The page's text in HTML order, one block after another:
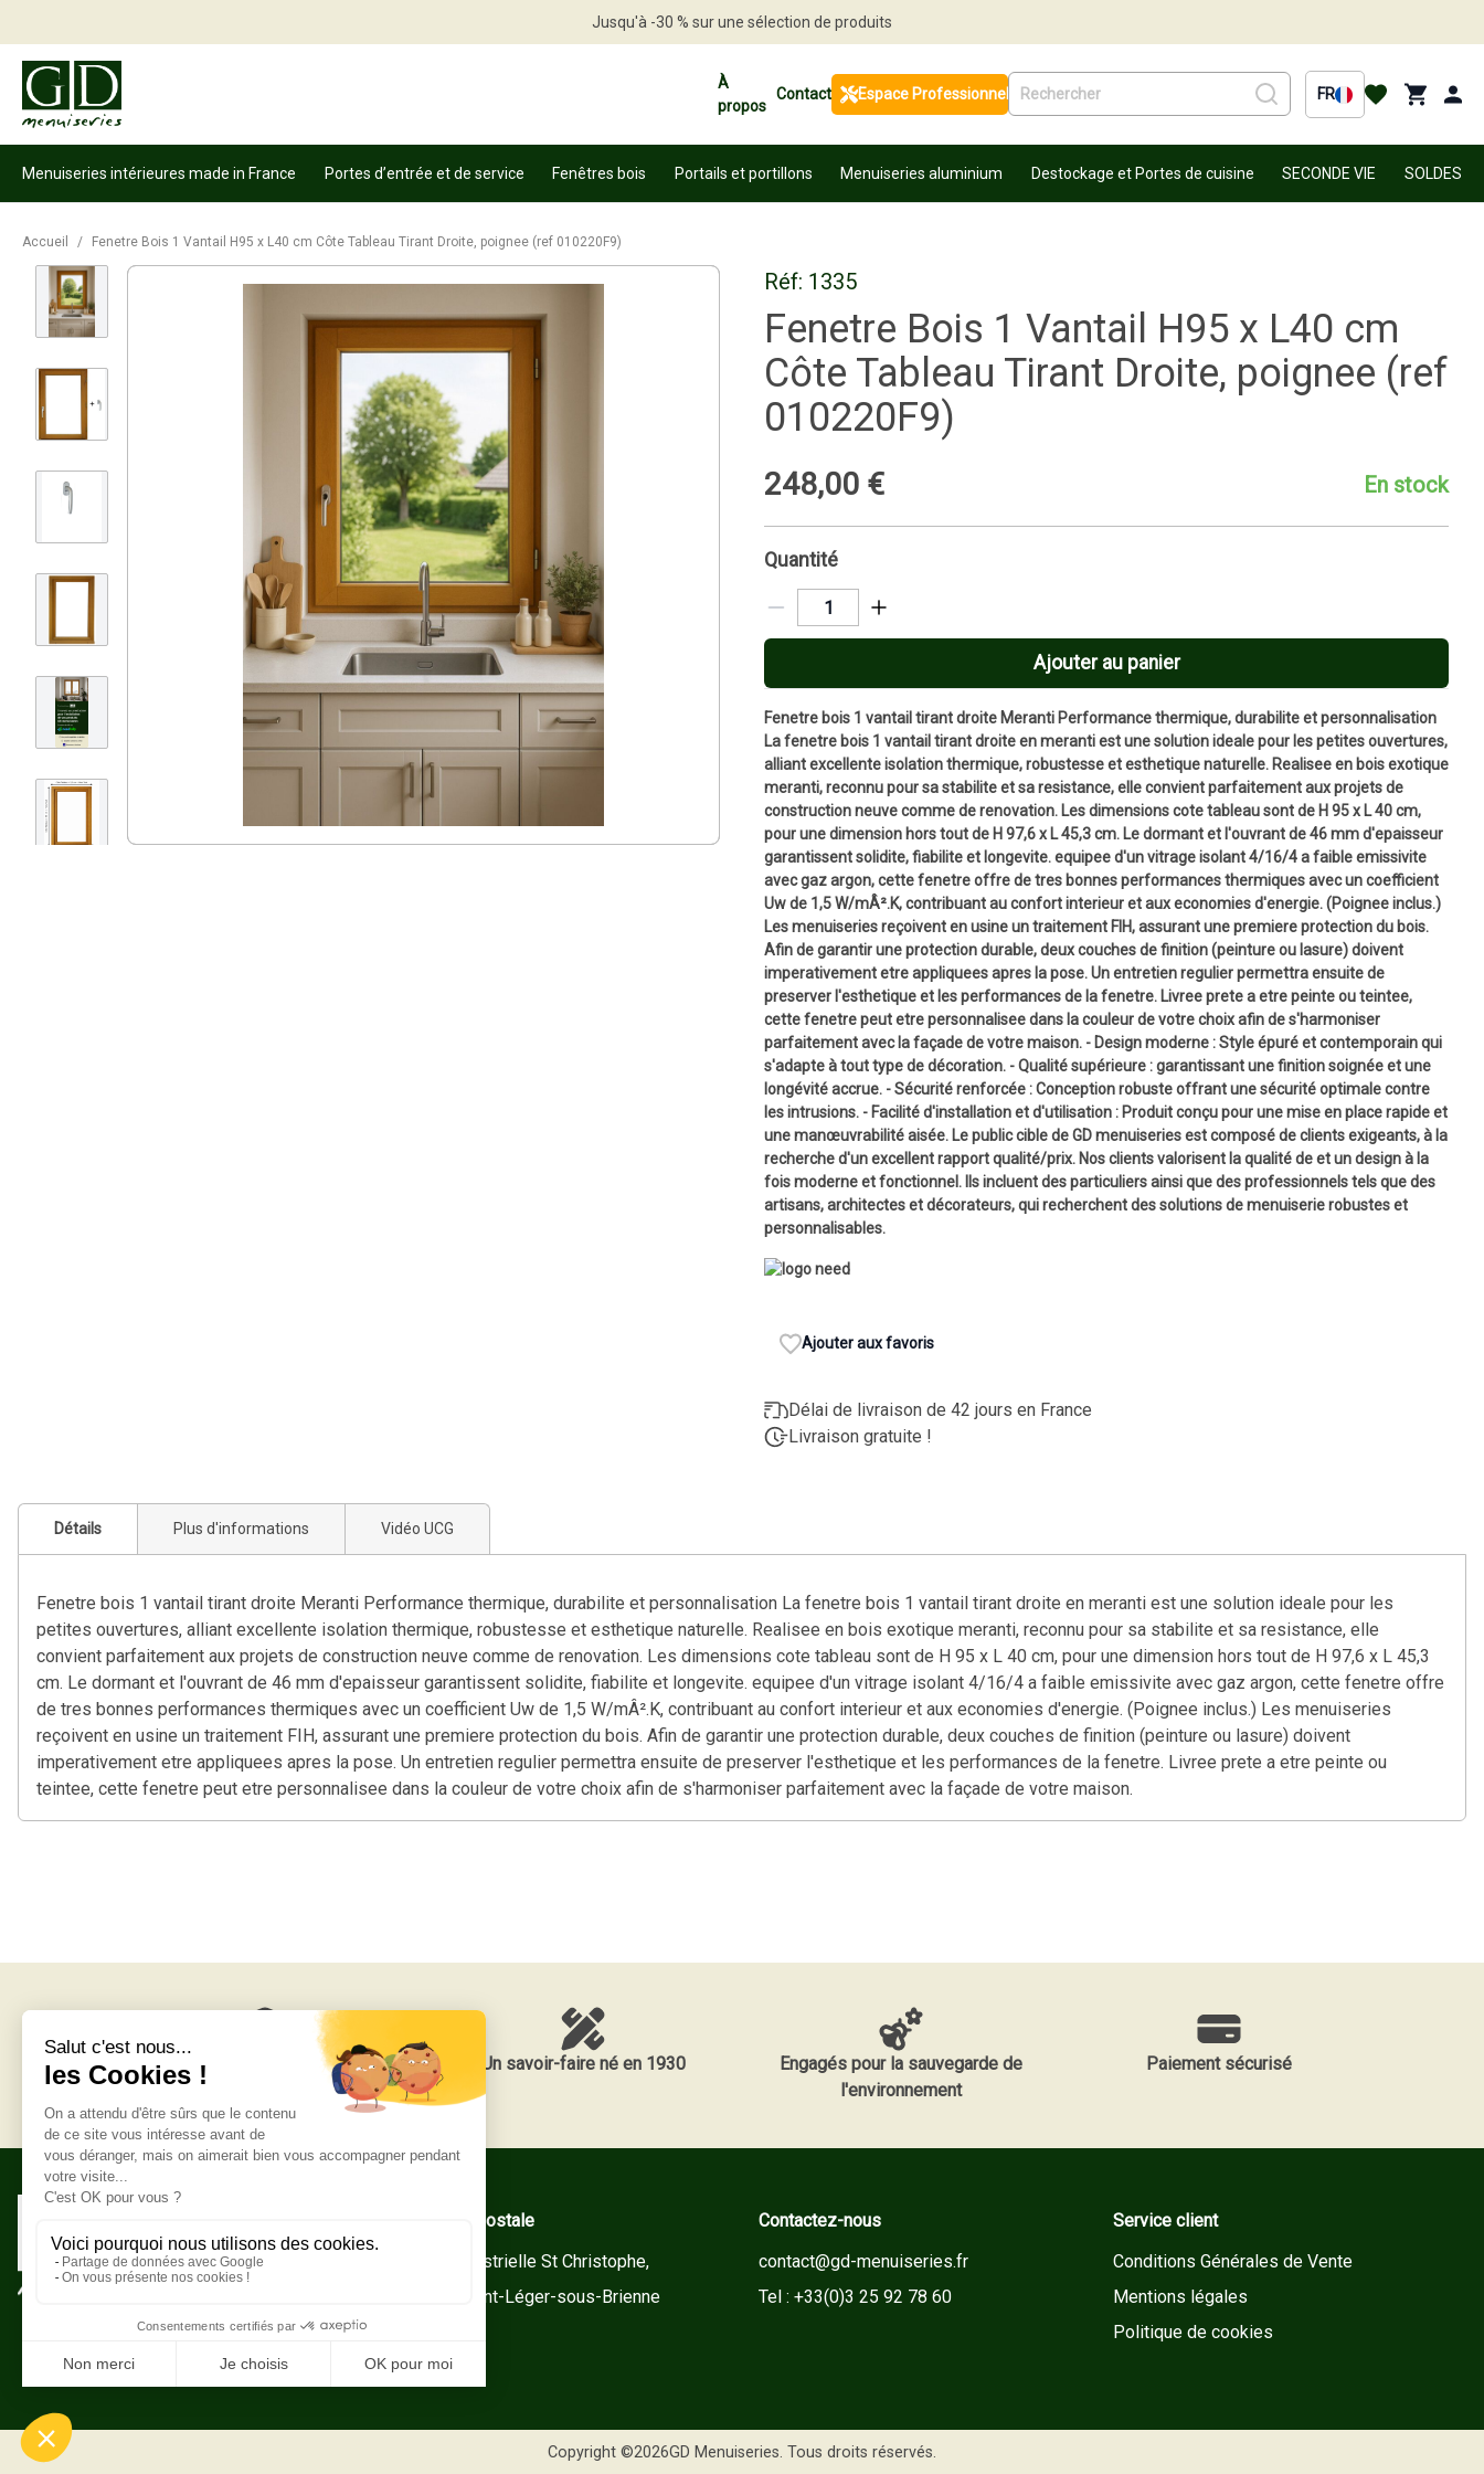
Jusqu'à -30 % sur une sélection de produits
À
propos
Contact Espace Professionnel FR
Menuiseries intérieures made in France Portes d’entrée et de service Fenêtres bois Portails et portillons Menuiseries aluminium Destockage et Portes de cuisine SECONDE VIE SOLDES
Accueil / Fenetre Bois 1 Vantail H95 x L40 cm Côte Tableau Tirant Droite, poignee (ref 010220F9)
Réf: 1335
Fenetre Bois 1 Vantail H95 x L40 cm
Côte Tableau Tirant Droite, poignee (ref
010220F9)
248,00 € En stock
Quantité
Ajouter au panier
Fenetre bois 1 vantail tirant droite Meranti Performance thermique, durabilite et personnalisation
La fenetre bois 1 vantail tirant droite en meranti est une solution ideale pour les petites ouvertures,
alliant excellente isolation thermique, robustesse et esthetique naturelle. Realisee en bois exotique
meranti, reconnu pour sa stabilite et sa resistance, elle convient parfaitement aux projets de
construction neuve comme de renovation. Les dimensions cote tableau sont de H 95 x L 40 cm,
pour une dimension hors tout de H 97,6 x L 45,3 cm. Le dormant et l'ouvrant de 46 mm d'epaisseur
garantissent solidite, fiabilite et longevite. equipee d'un vitrage isolant 4/16/4 a faible emissivite
avec gaz argon, cette fenetre offre de tres bonnes performances thermiques avec un coefficient
Uw de 1,5 W/mÂ².K, contribuant au confort interieur et aux economies d'energie. (Poignee inclus.)
Les menuiseries reçoivent en usine un traitement FIH, assurant une premiere protection du bois.
Afin de garantir une protection durable, deux couches de finition (peinture ou lasure) doivent
imperativement etre appliquees apres la pose. Un entretien regulier permettra ensuite de
preserver l'esthetique et les performances de la fenetre. Livree prete a etre peinte ou teintee,
cette fenetre peut etre personnalisee dans la couleur de votre choix afin de s'harmoniser
parfaitement avec la façade de votre maison. - Design moderne : Style épuré et contemporain qui
s'adapte à tout type de décoration. - Qualité supérieure : garantissant une finition soignée et une
longévité accrue. - Sécurité renforcée : Conception robuste offrant une sécurité optimale contre
les intrusions. - Facilité d'installation et d'utilisation : Produit conçu pour une mise en place rapide et
une manœuvrabilité aisée. Le public cible de GD menuiseries est composé de clients exigeants, à la
recherche d'un excellent rapport qualité/prix. Nos clients valorisent la qualité de et un design à la
fois moderne et fonctionnel. Ils incluent des particuliers ainsi que des professionnels tels que des
artisans, architectes et décorateurs, qui recherchent des solutions de menuiserie robustes et
personnalisables.
Ajouter aux favoris
Délai de livraison de 42 jours en France
Livraison gratuite !
Détails Plus d'informations Vidéo UCG
Fenetre bois 1 vantail tirant droite Meranti Performance thermique, durabilite et personnalisation La fenetre bois 1 vantail tirant droite en meranti est une solution ideale pour les
petites ouvertures, alliant excellente isolation thermique, robustesse et esthetique naturelle. Realisee en bois exotique meranti, reconnu pour sa stabilite et sa resistance, elle
convient parfaitement aux projets de construction neuve comme de renovation. Les dimensions cote tableau sont de H 95 x L 40 cm, pour une dimension hors tout de H 97,6 x L 45,3
cm. Le dormant et l'ouvrant de 46 mm d'epaisseur garantissent solidite, fiabilite et longevite. equipee d'un vitrage isolant 4/16/4 a faible emissivite avec gaz argon, cette fenetre offre
de tres bonnes performances thermiques avec un coefficient Uw de 1,5 W/mÂ².K, contribuant au confort interieur et aux economies d'energie. (Poignee inclus.) Les menuiseries
reçoivent en usine un traitement FIH, assurant une premiere protection du bois. Afin de garantir une protection durable, deux couches de finition (peinture ou lasure) doivent
imperativement etre appliquees apres la pose. Un entretien regulier permettra ensuite de preserver l'esthetique et les performances de la fenetre. Livree prete a etre peinte ou
teintee, cette fenetre peut etre personnalisee dans la couleur de votre choix afin de s'harmoniser parfaitement avec la façade de votre maison.
Livraison gratuite Un savoir-faire né en 1930
Engagés pour la sauvegarde de
l'environnement
Paiement sécurisé
Adresse postale
Zone Industrielle St Christophe,
10500 Saint-Léger-sous-Brienne
Contactez-nous
contact@gd-menuiseries.fr
Tel : +33(0)3 25 92 78 60
Service client
Conditions Générales de Vente
Mentions légales
Politique de cookies
Copyright ©2026GD Menuiseries. Tous droits réservés.